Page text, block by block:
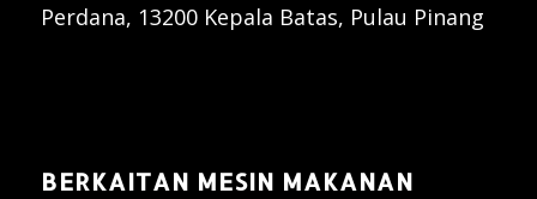
Perdana, 13200 Kepala Batas, Pulau Pinang
BERKAITAN MESIN MAKANAN